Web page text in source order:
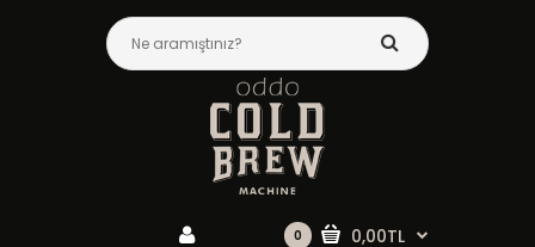
0 0,00TL